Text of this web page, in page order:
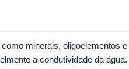
minerais, oligoelementos
a condutividade da água.